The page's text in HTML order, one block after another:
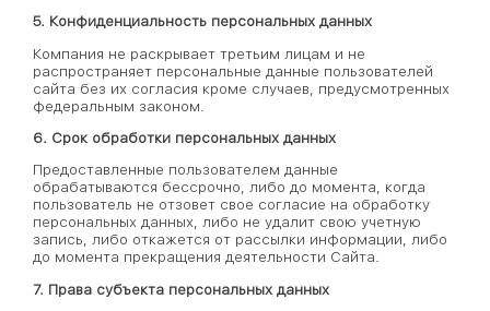
5. Конфиденциальность персональных данных
Компания не раскрывает третьим лицам и не
распространяет персональные данные пользователей
сайта без их согласия кроме случаев, предусмотренных
федеральным законом.
6. Срок обработки персональных данных
Предоставленные пользователем данные
обрабатываются бессрочно, либо до момента, когда
пользователь не отзовет свое согласие на обработку
персональных данных, либо не удалит свою учетную
запись, либо откажется от рассылки информации, либо
до момента прекращения деятельности Сайта.
7. Права субъекта персональных данных